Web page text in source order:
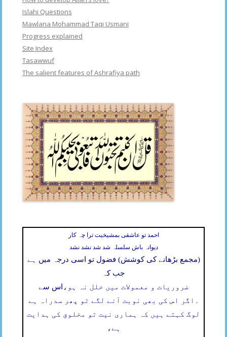
Islahi Questions
Mawlana Mohammad Taqi Usmani
Progress explained
Site Index
Tasawwuf
The salient features of Ashrafiya path
احمد تو عاشقی بمشیخیت ترا چہ کار
دیوانہ باش سلسلہ شد شد نشد نشد
(مجمع بڑھانے کی کوشش) فضول تو اسی درجہ میں ہے
جب کہ
اس سے ضروریات و معمولات میں خلل نہ ہو،
اگر اس کی بھی نوبت آنے لگے تو پھر سدراہ ہے
لوگ کہتے ہیں کہ ہماری نیت تو مخلوق کی ہدایت
ہے،